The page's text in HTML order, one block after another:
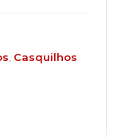
Casquilhos